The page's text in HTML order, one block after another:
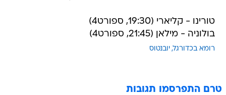
טורינו - קליארי (19:30, ספורט4)
בולוניה - מילאן (21:45, ספורט4)
רומא בכדורגל יובנטוס
טרם התפרסמו תגובות